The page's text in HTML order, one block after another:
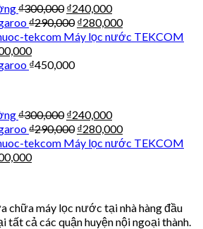
₫300,000 ₫240,000
₫290,000 ₫280,000
Máy lọc nước TEKCOM
₫450,000
₫300,000 ₫240,000
₫290,000 ₫280,000
Máy lọc nước TEKCOM
chữa máy lọc nước tại nhà hàng đầu
tất cả các quận huyện nội ngoại thành.